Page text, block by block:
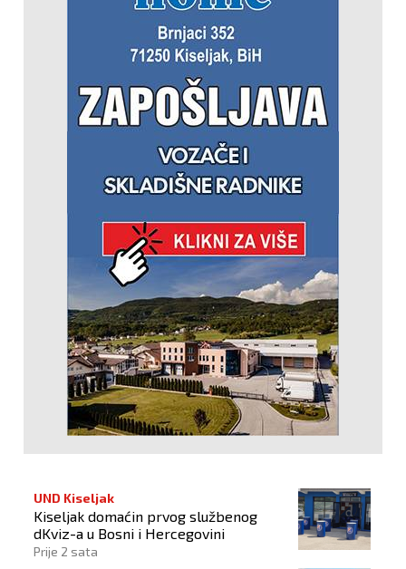
UND Kiseljak
Kiseljak domaćin prvog službenog
dKviz-a u Bosni i Hercegovini
Prije 2 sata